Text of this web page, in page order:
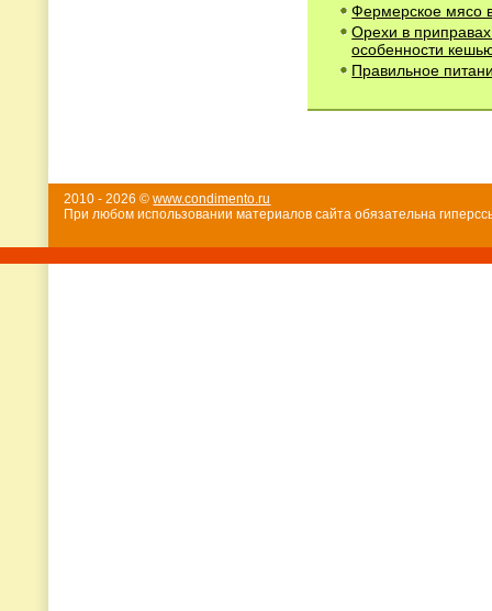
Фермерское мясо
Орехи в
особенности
Правильное
2010 - 2026 ©www.condimento.ru
При любом использовании материалов сайта обязательна